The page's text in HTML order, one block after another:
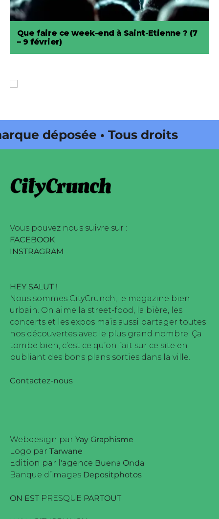
Que faire ce week-end à Saint-Etienne ? (7
– 9 février)
déposée • Tous droits réservés
droits réservés • Magazine
•
Vous pouvez nous suivre sur :
FACEBOOK
INSTRAGRAM
HEY SALUT !
Nous sommes CityCrunch, le magazine bien
urbain. On aime la street-food, la bière, les
concerts et les expos mais aussi partager toutes
nos découvertes avec le plus grand nombre. Ça
tombe bien, c’est ce qu’on fait sur ce site en
publiant des bons plans sorties dans la ville.
Contactez-nous
Webdesign par Yay Graphisme
Logo par Tarwane
Edition par l'agence Buena Onda
Banque d’images Depositphotos
ON EST PRESQUE PARTOUT